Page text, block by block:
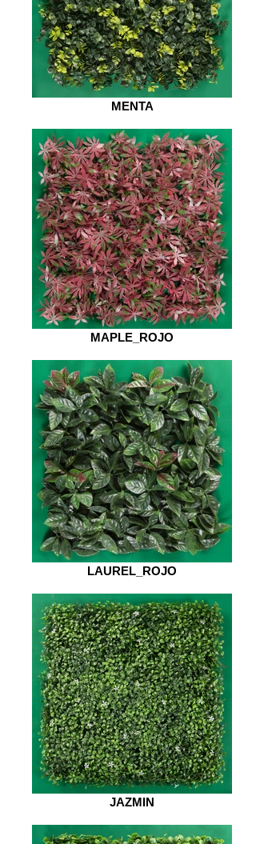
MENTA
MAPLE_ROJO
LAUREL_ROJO
JAZMIN